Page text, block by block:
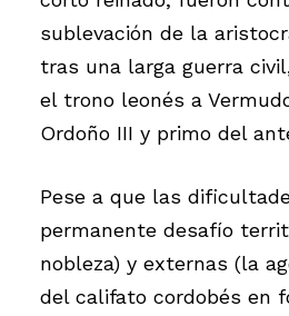
sublevación de la
tras una larga guerra
el trono leonés a
Ordoño III y primo del
Pese a que las
permanente desafío
nobleza) y externas (la
del califato cordobés en